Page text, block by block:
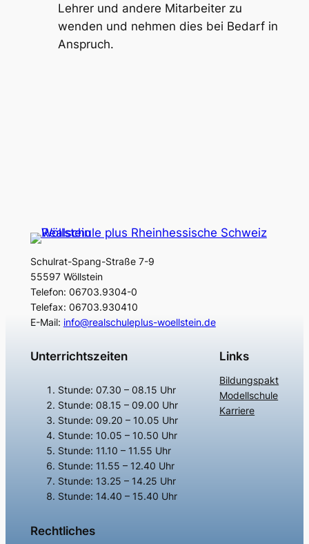
Lehrer und andere Mitarbeiter zu
wenden und nehmen dies bei Bedarf in
Anspruch.
Schulrat-Spang-Straße 7-9
55597 Wöllstein
Telefon: 06703.9304-0
Telefax: 06703.930410
E-Mail: info@realschuleplus-woellstein.de
Unterrichtszeiten
Stunde: 07.30 – 08.15 Uhr
Stunde: 08.15 – 09.00 Uhr
Stunde: 09.20 – 10.05 Uhr
Stunde: 10.05 – 10.50 Uhr
Stunde: 11.10 – 11.55 Uhr
Stunde: 11.55 – 12.40 Uhr
Stunde: 13.25 – 14.25 Uhr
Stunde: 14.40 – 15.40 Uhr
Links
Bildungspakt
Modellschule
Karriere
Rechtliches